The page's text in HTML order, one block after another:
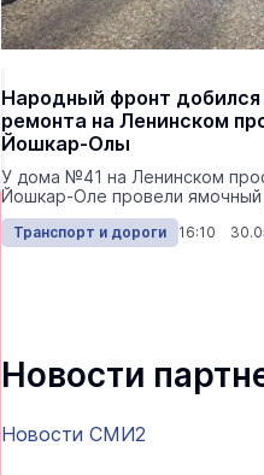
Народный фронт добился
ремонта на Ленинском
Йошкар-Олы
У дома №41 на Ленинском
Йошкар-Оле провели ямочный
Транспорт и дороги 16:10
Новости
Новости СМИ2